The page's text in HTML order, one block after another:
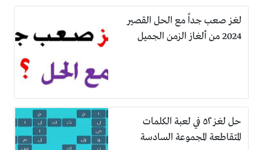
لغز صعب جداً مع الحل القصير
2024 من ألغاز الزمن الجميل
حل لغز ٥٢ في لعبة الكلمات
المتقاطعة المجموعة السادسة